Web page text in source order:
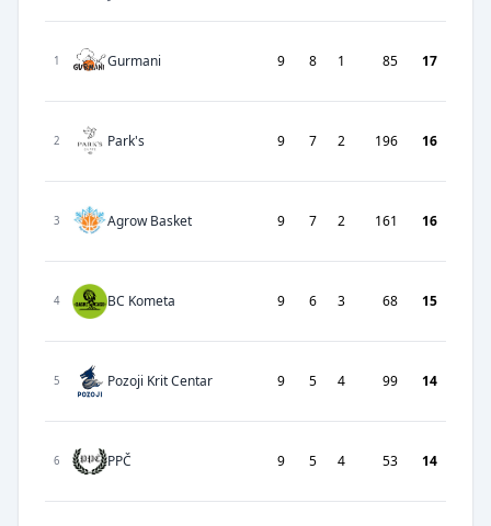
1 Gurmani 9 8 1 85 17
2 Park's 9 7 2 196 16
3 Agrow Basket 9 7 2 161 16
4 BC Kometa 9 6 3 68 15
5 Pozoji Krit Centar 9 5 4 99 14
6 PPČ 9 5 4 53 14